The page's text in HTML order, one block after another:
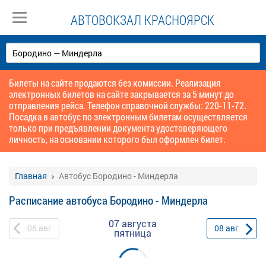
АВТОВОКЗАЛ КРАСНОЯРСК
Билеты на сайте продаются без комиссии. Реализация
электронных билетов на сайте закрывается за 5 минут до
отправления рейса. Телефон справочной службы: 220-11-72.
Посадка в автобус по электронным билетам осуществляется
только при предъявлении документа удостоверяющего
личность, на основании которого был оформлен билет.
Главная Автобус Бородино - Миндерла
Расписание автобуса Бородино - Миндерла
06 авг 07 августа
пятница 08 авг